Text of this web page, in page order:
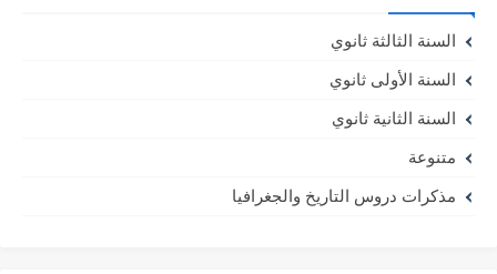
السنة الثالثة ثانوي
السنة الأولى ثانوي
السنة الثانية ثانوي
متنوعة
مذكرات دروس التاريخ والجغرافيا